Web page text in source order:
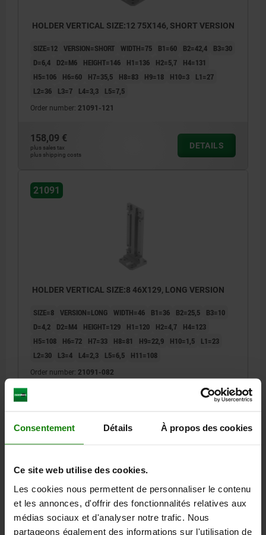
Consentement Détails À propos des cookies
Ce site web utilise des cookies.
Les cookies nous permettent de personnaliser le contenu
et les annonces, d'offrir des fonctionnalités relatives aux
médias sociaux et d'analyser notre trafic. Nous
partageons également des informations sur l'utilisation de
HOLDER VERTICAL SIZE:12 75X146, SHORT VERSION
SIZE=12 VERSION=SHORT WIDTH=75 B1=60 B2=42,4
B3=30
D=6,4
D2=M6 HEIGHT=146 H1=136 H2=5,7
H4=131
H5=106
H6=60 H7=35,5 H8=83 H9=18 H10=3
L1=27
L2=36
L3=7 L4=3,3 L5=7,5
Order number: 21091-121
158,09 €
plus sales tax
plus shipping costs
DETAILS
21091
HOLDER VERTICAL SIZE:8 46X129, LONG VERSION
SIZE=8 VERSION=LONG WIDTH=46 B1=36 B2=25,5
B3=10
D=4,2
D2=M4 HEIGHT=129 H1=120 H2=4,7
H4=123
H5=108
H6=72 H7=33 H8=81 H9=22,9 H10=1,5
L1=23
L2=30
L3=4 L4=2,3 L5=6,5 H11=108
Order number: 21091-082